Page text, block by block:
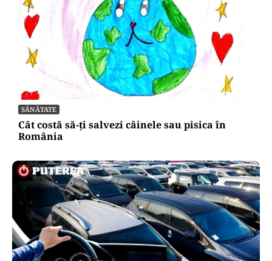
SĂNĂTATE
Cât costă să-ți salvezi câinele sau pisica în
România